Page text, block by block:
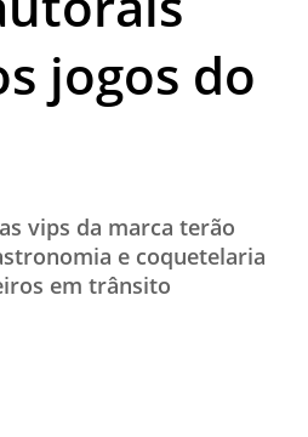
- EQUIPE
jogos do
vips da marca terão
e coquetelaria
em trânsito